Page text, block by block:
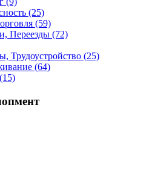
(25)
(59)
Переезды (72)
Трудоустройство (25)
(64)
(15)